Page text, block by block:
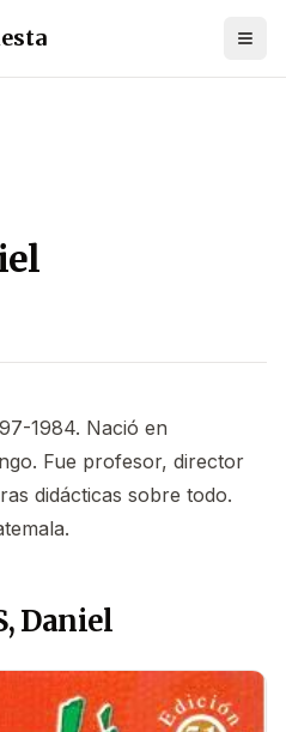
1984. Nació en
Fue profesor, director
didácticas sobre todo.
Daniel